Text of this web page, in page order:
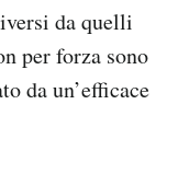
da quelli
per forza sono
da un’efficace